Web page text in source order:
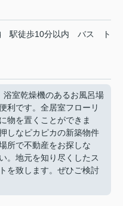
駅徒歩10分以内 バス
ト
室乾燥機のあるお風呂場
利です。全居室フローリ
物を置くことができま
しなピカピカの新築物件
所で不動産をお探しな
。地元を知り尽くしたス
を致します。ぜひご検討